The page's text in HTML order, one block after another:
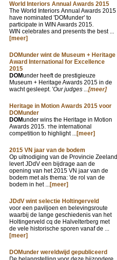
World Interiors Annual Awards 2015
The World Interiors Annual Awards 2015
have nominated 'DOMunder' to
participate in WIN Awards 2015.
WIN celebrates and presents the best ...
[meer]
DOMunder wint de Museum + Heritage
Award International for Excellence
2015
DOMunder heeft de prestigieuze
Museum + Heritage Awards 2015 in de
wacht gesleept. 'Our judges ...[meer]
Heritage in Motion Awards 2015 voor
DOMunder
DOMunder wins the Heritage in Motion
Awards 2015. The international
competition to highlight ...[meer]
2015 VN jaar van de bodem
Op uitnodiging van de Provincie Zeeland
levert JDdV een bijdrage aan de
opening van het 2015 VN jaar van de
bodem met als thema: 'de rol van de
bodem in het ...[meer]
JDdV wint selectie Holtingerveld
voor een paviljoen en belevingsroute
waarbij de lange geschiedenis van het
Holtingerveld cq de Halvelterberg met
de vele historische sporen vanaf de ...
[meer]
DOMunder wereldwijd gepubliceerd